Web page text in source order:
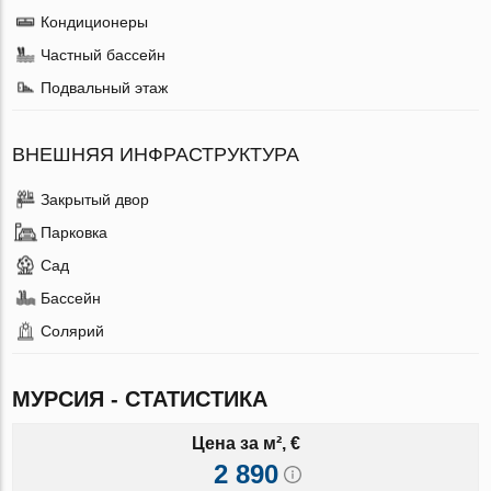
Кондиционеры
Частный бассейн
Подвальный этаж
ВНЕШНЯЯ ИНФРАСТРУКТУРА
Закрытый двор
Парковка
Сад
Бассейн
Солярий
МУРСИЯ - СТАТИСТИКА
Цена за м², €
2 890